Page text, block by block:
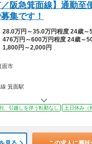
／阪急箕面線】通勤至
集です！
28.0万円～35.0万円程度 24歳～
476万円～600万円程度 24歳～
1,800円～2,000円
面市
箕面駅
、引越しを伴う転勤なし 土日休み（